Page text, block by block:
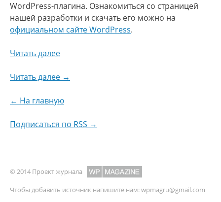
WordPress-плагина. Ознакомиться со страницей
нашей разработки и скачать его можно на
официальном сайте WordPress.
Читать далее
Читать далее →
← На главную
Подписаться по RSS →
© 2014 Проект журнала
Чтобы добавить источник напишите нам:wpmagru@gmail.com